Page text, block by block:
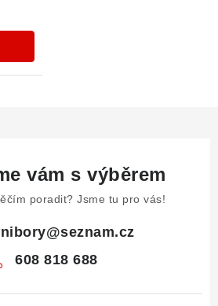
vám s výběrem
poradit? Jsme tu pro vás!
@seznam.cz
608 818 688